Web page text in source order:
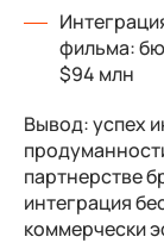
фильма:
$94 млн
Вывод: успех
партнерстве
интеграция
коммерчески